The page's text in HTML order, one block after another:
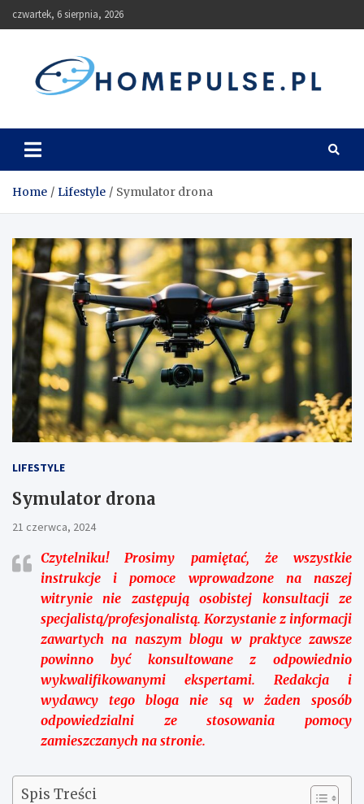
to
czwartek, 6 sierpnia, 2026
homepulse.pl
Home Lifestyle Symulator drona
LIFESTYLE
Symulator drona
21 czerwca, 2024
Czytelniku!Prosimy pamiętać, że wszystkie
instrukcje i pomoce wprowadzone na naszej
witrynie nie zastępują osobistej konsultacji ze
specjalistą/profesjonalistą. Korzystanie z informacji
zawartych na naszym blogu w praktyce zawsze
powinno być konsultowane z odpowiednio
wykwalifikowanymi ekspertami. Redakcja i
wydawcy tego bloga nie są w żaden sposób
odpowiedzialni ze stosowania pomocy
zamieszczanych na stronie.
Spis Treści